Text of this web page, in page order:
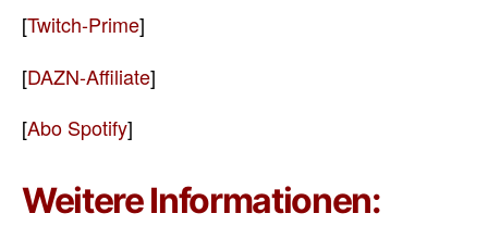
[Twitch-Prime]
[DAZN-Affiliate]
[Abo Spotify]
Weitere Informationen: